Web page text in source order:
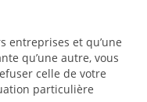
entreprises et qu’une
qu’une autre, vous
celle de votre
particulière